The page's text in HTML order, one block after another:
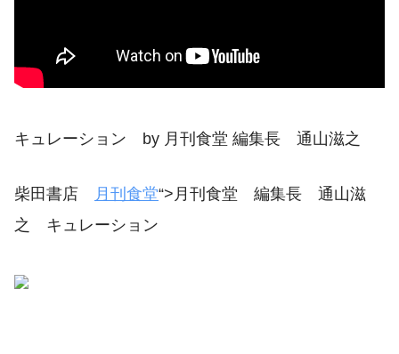
キュレーション by 月刊食堂 編集長 通山滋之
柴田書店 月刊食堂“>月刊食堂 編集長 通山滋
之 キュレーション